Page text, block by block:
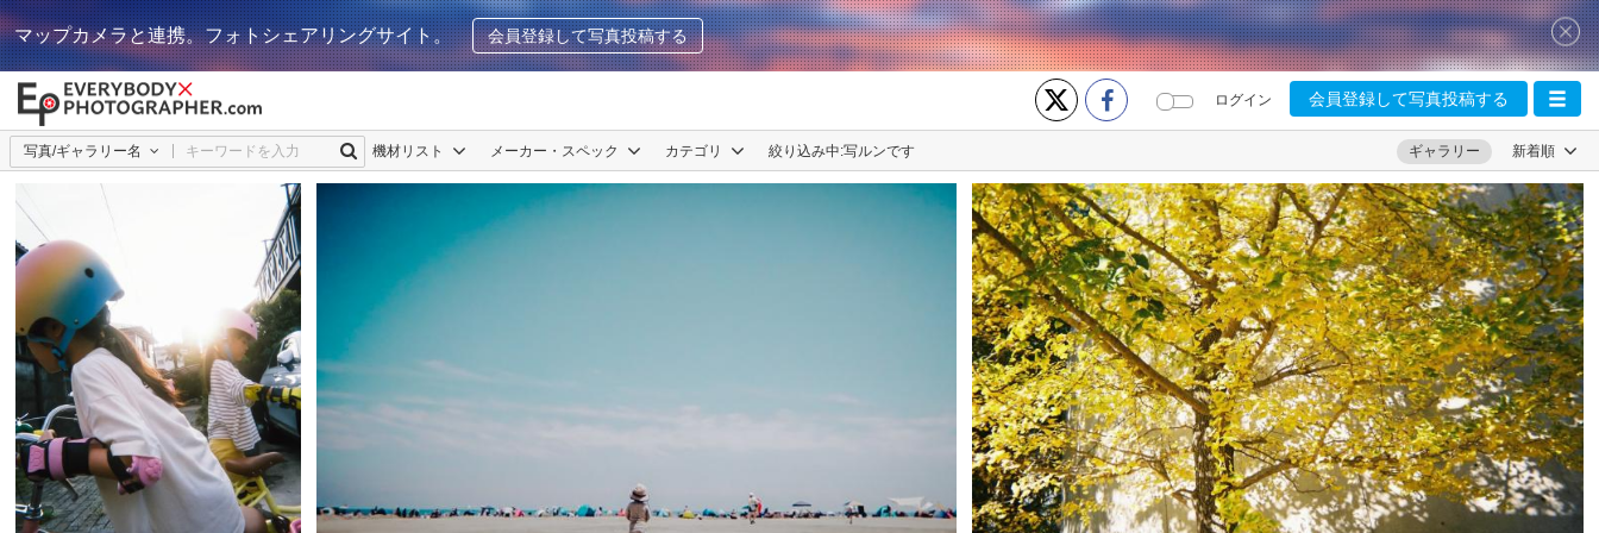
マップカメラと連携。フォトシェアリングサイト。 会員登録して写真投稿する
ログイン 会員登録して写真投稿する
写真/ギャラリー名 機材リスト メーカー・スペック カテゴリ 絞り込み中:写ルンです ギャラリー 新着順